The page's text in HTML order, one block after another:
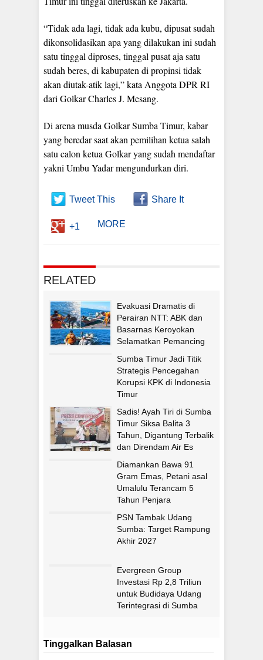
“Tidak ada lagi, tidak ada kubu, dipusat sudah
dikonsolidasikan apa yang dilakukan ini sudah
satu tinggal diproses, tinggal pusat aja satu
sudah beres, di kabupaten di propinsi tidak
akan diutak-atik lagi,” kata Anggota DPR RI
dari Golkar Charles J. Mesang.
Di arena musda Golkar Sumba Timur, kabar
yang beredar saat akan pemilihan ketua salah
satu calon ketua Golkar yang sudah mendaftar
yakni Umbu Yadar mengundurkan diri.
Tweet This Share It
+1 MORE
RELATED
Evakuasi Dramatis di
Perairan NTT: ABK dan
Basarnas Keroyokan
Selamatkan Pemancing
Sumba Timur Jadi Titik
Strategis Pencegahan
Korupsi KPK di Indonesia
Timur
Sadis! Ayah Tiri di Sumba
Timur Siksa Balita 3
Tahun, Digantung Terbalik
dan Direndam Air Es
Diamankan Bawa 91
Gram Emas, Petani asal
Umalulu Terancam 5
Tahun Penjara
PSN Tambak Udang
Sumba: Target Rampung
Akhir 2027
Evergreen Group
Investasi Rp 2,8 Triliun
untuk Budidaya Udang
Terintegrasi di Sumba
Tinggalkan Balasan